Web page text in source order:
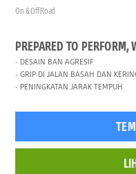
On & Off Road
PREPARED TO PERFORM,
DESAIN BAN AGRESIF
GRIP DI JALAN BASAH DAN
PENINGKATAN JARAK TEMPUH